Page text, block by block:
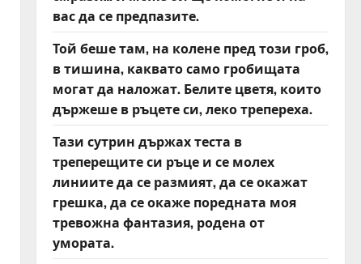
вас да се предпазите.
Той беше там, на колене пред този гроб,
в тишина, каквато само гробищата
могат да наложат. Белите цветя, които
държеше в ръцете си, леко трепереха.
Тази сутрин държах теста в
треперещите си ръце и се молех
линиите да се размият, да се окажат
грешка, да се окаже поредната моя
тревожна фантазия, родена от
умората.